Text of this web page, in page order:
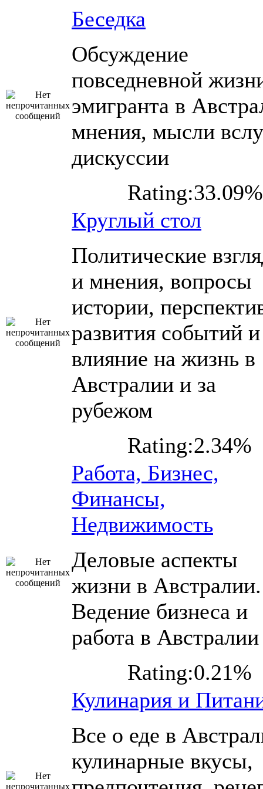
Беседка
Обсуждение
повседневной
эмигранта в
мнения, мысли
дискуссии
Rating:33.09%
Круглый стол
Политические
и мнения, вопросы
истории,
развития событий
влияние на жизнь в
Австралии и за
рубежом
Rating:2.34%
Работа, Бизнес,
Финансы,
Недвижимость
Деловые аспекты
жизни в Австралии.
Ведение бизнеса и
работа в Австралии
Rating:0.21%
Кулинария и
Все о еде в
кулинарные вкусы,